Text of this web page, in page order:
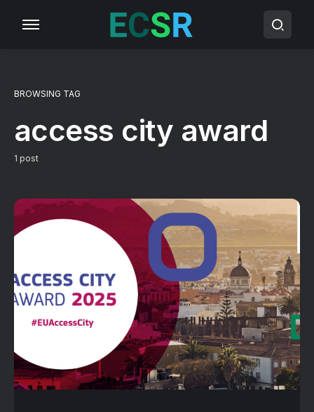
BROWSING TAG
access city award
1 post